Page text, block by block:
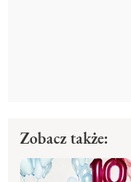
Zobacz także: